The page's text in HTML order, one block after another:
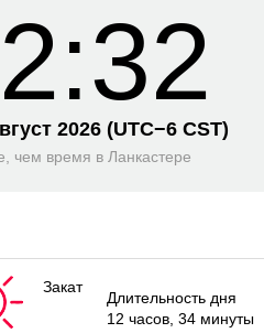
2026 (UTC−6 CST)
чем время в Ланкастере
Закат
Длительность дня
12 часов , 34 минуты